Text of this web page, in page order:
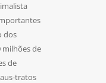
dos
milhões de
de
tratos